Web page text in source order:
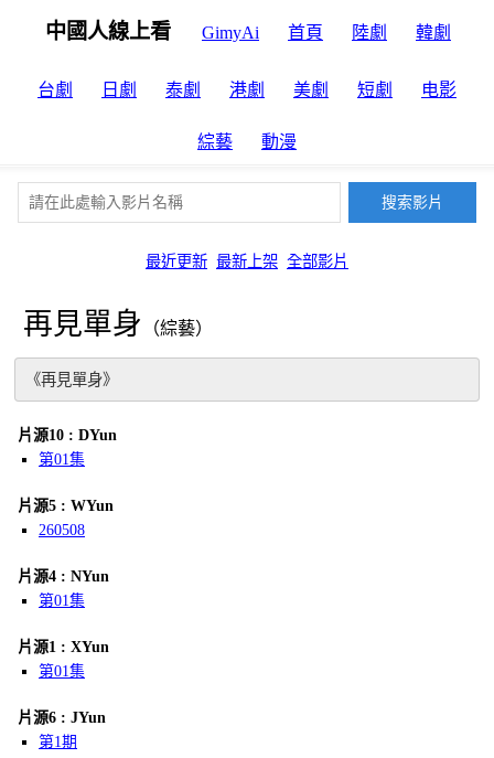
中國人線上看 GimyAi 首頁 陸劇 韓劇
台劇 日劇 泰劇 港劇 美劇 短劇 电影
綜藝 動漫
最近更新 最新上架 全部影片
再見單身 （綜藝）
《再見單身》
片源10 : DYun
第01集
片源5 : WYun
260508
片源4 : NYun
第01集
片源1 : XYun
第01集
片源6 : JYun
第1期